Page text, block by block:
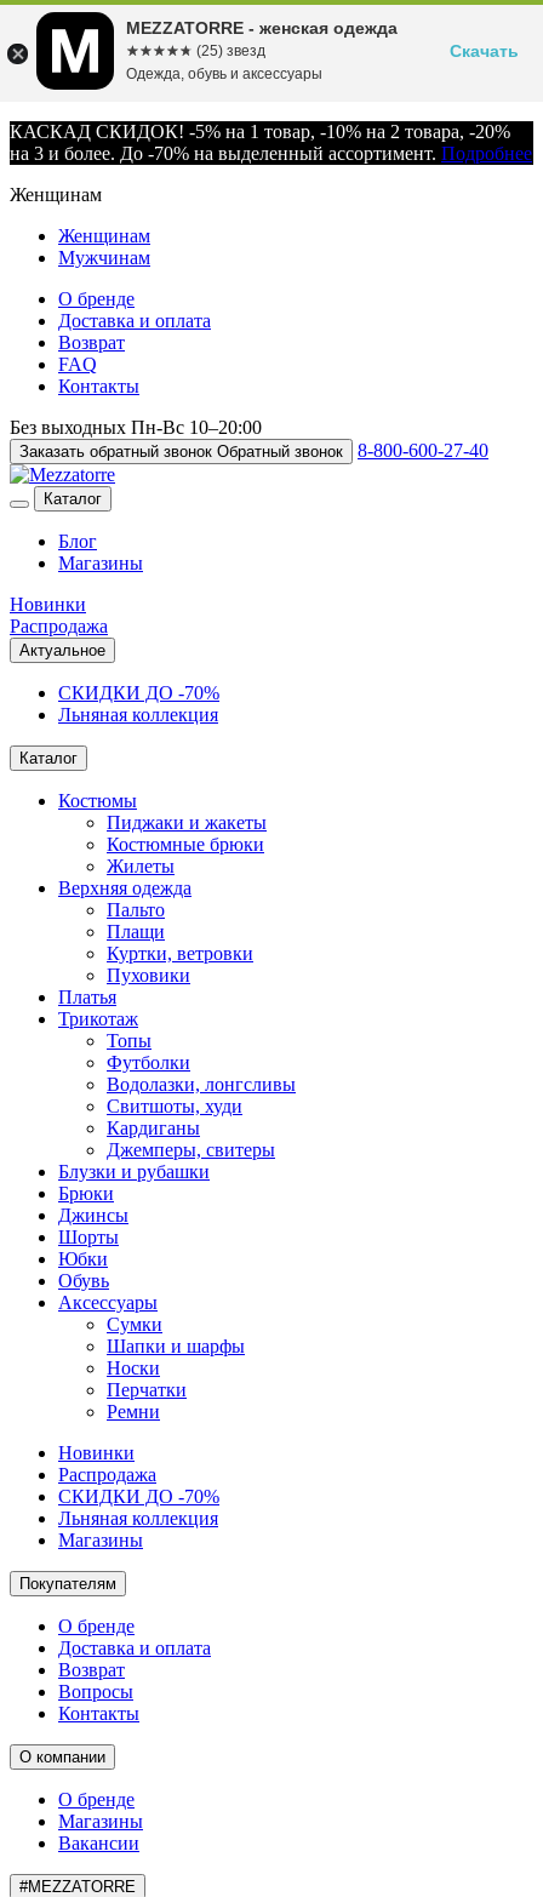
КАСКАД СКИДОК! -5% на 1 товар, -10% на 2 товара, -20%
на 3 и более. До -70% на выделенный ассортимент. Подробнее
Женщинам
Женщинам
Мужчинам
О бренде
Доставка и оплата
Возврат
FAQ
Контакты
Без выходных Пн-Вс 10–20:00
Заказать обратный звонок Обратный звонок 8-800-600-27-40
Каталог
Блог
Магазины
Новинки
Распродажа
Актуальное
СКИДКИ ДО -70%
Льняная коллекция
Каталог
Костюмы
Пиджаки и жакеты
Костюмные брюки
Жилеты
Верхняя одежда
Пальто
Плащи
Куртки, ветровки
Пуховики
Платья
Трикотаж
Топы
Футболки
Водолазки, лонгсливы
Свитшоты, худи
Кардиганы
Джемперы, свитеры
Блузки и рубашки
Брюки
Джинсы
Шорты
Юбки
Обувь
Аксессуары
Сумки
Шапки и шарфы
Носки
Перчатки
Ремни
Новинки
Распродажа
СКИДКИ ДО -70%
Льняная коллекция
Магазины
Покупателям
О бренде
Доставка и оплата
Возврат
Вопросы
Контакты
О компании
О бренде
Магазины
Вакансии
#MEZZATORRE
MEZZATORRE - женская одежда
☆☆☆☆☆
★★★★★ (25) звезд
Одежда, обувь и аксессуары
Скачать